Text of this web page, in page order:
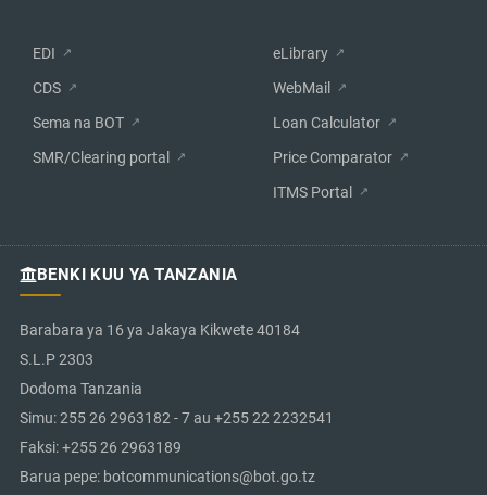
EDI
CDS
Sema na BOT
SMR/Clearing portal
eLibrary
WebMail
Loan Calculator
Price Comparator
ITMS Portal
BENKI KUU YA TANZANIA
Barabara ya 16 ya Jakaya Kikwete 40184
S.L.P 2303
Dodoma Tanzania
Simu: 255 26 2963182 - 7 au +255 22 2232541
Faksi: +255 26 2963189
Barua pepe: botcommunications@bot.go.tz